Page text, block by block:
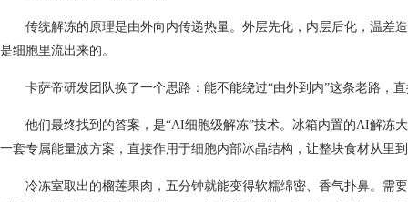
传统解冻的原理是由外向内传递热量。外层先化，内层后化，温
是细胞里流出来的。
卡萨帝研发团队换了一个思路：能不能绕过“由外到内”这条老路，
他们最终找到的答案，是“AI细胞级解冻”技术。冰箱内置的AI解冻
一套专属能量波方案，直接作用于细胞内部冰晶结构，让整块食材从里
冷冻室取出的榴莲果肉，五分钟就能变得软糯绵密、香气扑鼻。需